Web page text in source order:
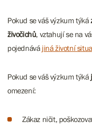
Pokud se váš výzkum týká
živočichů, vztahují se na
pojednává jiná životní
Pokud se váš výzkum týká
omezení:
Zákaz ničit,